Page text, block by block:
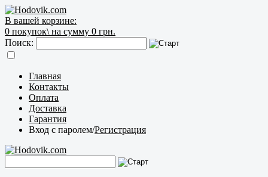
В вашей корзине:
0 покупок\ на сумму 0 грн.
Поиск:
Главная
Контакты
Оплата
Доставка
Гарантия
Вход с паролем/Регистрация